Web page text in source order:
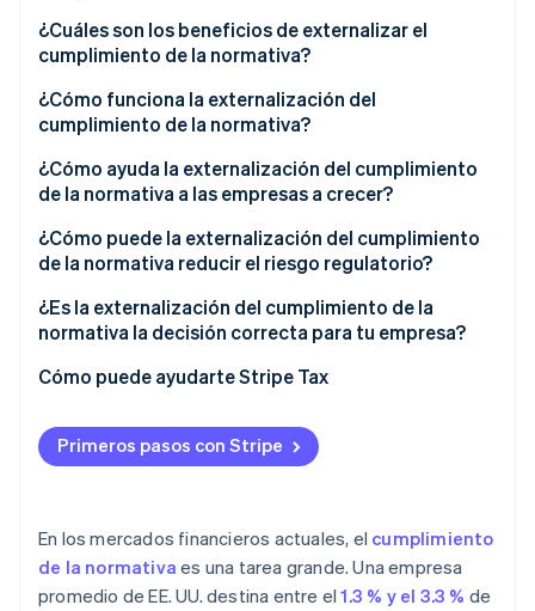
¿Cuáles son los beneficios de externalizar el
cumplimiento de la normativa?
¿Cómo funciona la externalización del
cumplimiento de la normativa?
¿Cómo ayuda la externalización del cumplimiento
de la normativa a las empresas a crecer?
¿Cómo puede la externalización del cumplimiento
de la normativa reducir el riesgo regulatorio?
Monitoreo regulatorio continuo
Precisión en la revisión y los informes
Preparación para auditorías
Diligencia debida
¿Es la externalización del cumplimiento de la
normativa la decisión correcta para tu empresa?
Cómo puede ayudarte Stripe Tax
Primeros pasos con Stripe
En los mercados financieros actuales, el cumplimiento
de la normativa es una tarea grande. Una empresa
promedio de EE. UU. destina entre el1.3 % y el 3.3 % de